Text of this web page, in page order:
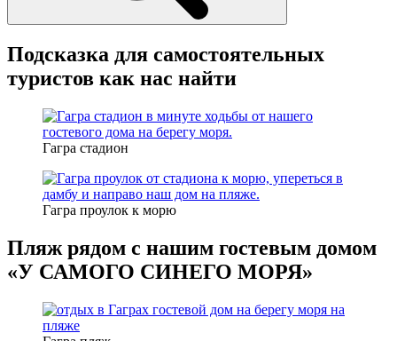
Подсказка для самостоятельных
туристов как нас найти
Гагра стадион
Гагра проулок к морю
Пляж рядом с нашим гостевым домом
«У САМОГО СИНЕГО МОРЯ»